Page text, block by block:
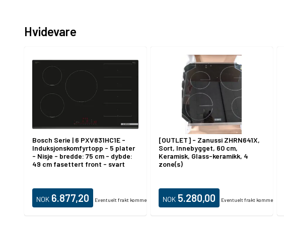
Hvidevare
Bosch Serie | 6 PXV831HC1E -
Induksjonskomfyrtopp - 5 plater
- Nisje - bredde: 75 cm - dybde:
49 cm fasettert front - svart
NOK 6.877,20 Eventuelt frakt kommer i tillegg.
[OUTLET] - Zanussi ZHRN641X,
Sort, Innebygget, 60 cm,
Keramisk, Glass-keramikk, 4
zone(s)
NOK 5.280,00 Eventuelt frakt kommer i